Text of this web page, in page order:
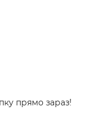
прямо зараз!